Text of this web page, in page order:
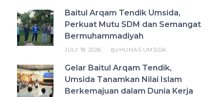
Baitul Arqam Tendik Umsida,
Perkuat Mutu SDM dan Semangat
Bermuhammadiyah
JULY 18, 2026 BYHUMAS UMSIDA
Gelar Baitul Arqam Tendik,
Umsida Tanamkan Nilai Islam
Berkemajuan dalam Dunia Kerja